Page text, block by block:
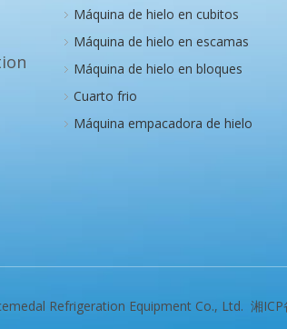
Máquina de hielo en cubitos
Máquina de hielo en escamas
Máquina de hielo en bloques
Cuarto frio
Máquina empacadora de hielo
Refrigeration Equipment Co., Ltd. 湘